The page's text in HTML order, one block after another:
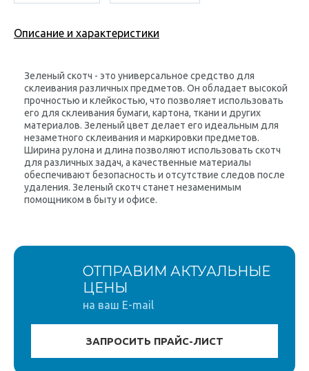
Описание и характеристики
Зеленый скотч - это универсальное средство для
склеивания различных предметов. Он обладает высокой
прочностью и клейкостью, что позволяет использовать
его для склеивания бумаги, картона, ткани и других
материалов. Зеленый цвет делает его идеальным для
незаметного склеивания и маркировки предметов.
Ширина рулона и длина позволяют использовать скотч
для различных задач, а качественные материалы
обеспечивают безопасность и отсутствие следов после
удаления. Зеленый скотч станет незаменимым
помощником в быту и офисе.
ОТПРАВИМ АКТУАЛЬНЫЕ
ЦЕНЫ
на ваш E-mail